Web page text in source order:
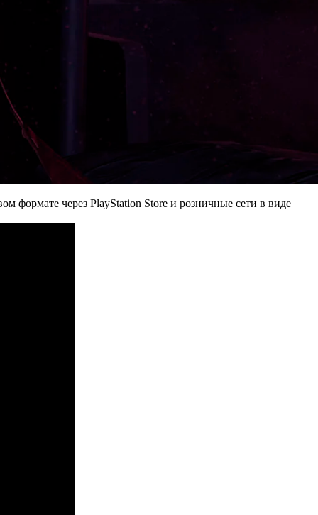
формате через PlayStation Store и розничные сети в виде